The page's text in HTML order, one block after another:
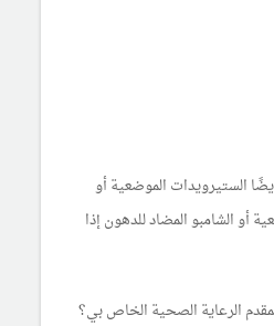
الستيرويدات الموضعية أو
أو الشامبو المضاد للدهون إذا
الرعاية الصحية الخاص بي؟